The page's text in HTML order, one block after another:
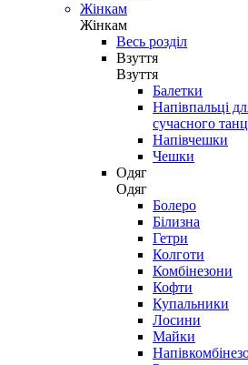
Жінкам
Жінкам
Весь розділ
Взуття
Взуття
Балетки
Напівпальці
сучасного
Напівчешки
Чешки
Одяг
Одяг
Болеро
Білизна
Гетри
Колготи
Комбінезони
Кофти
Купальники
Лосини
Майки